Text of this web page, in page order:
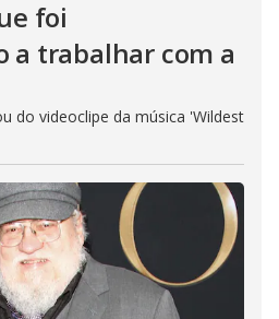
foi
a trabalhar com a
do videoclipe da música 'Wildest